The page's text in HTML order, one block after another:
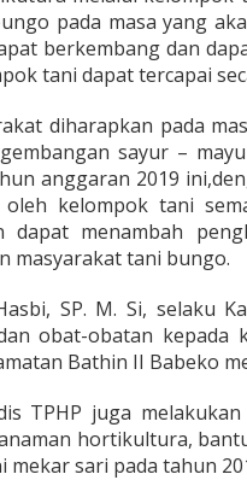
a
n
K
e
a
d
a
K
e
l
o
p
k
T
n
i
pada masa yang
berkembang dan
tani dapat tercapai
diharapkan pada
sayur –
anggaran 2019
oleh kelompok tani
dapat menambah
masyarakat tani bungo.
SP. M. Si, selaku
obat-obatan kepada
Bathin II Babeko
TPHP juga
hortikultura,
mekar sari pada tahun